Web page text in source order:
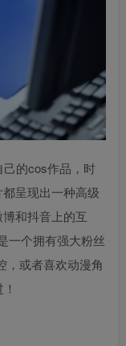
的cos作品，时
呈现出一种高级
和抖音上的互
一个拥有强大粉丝
，或者喜欢动漫角